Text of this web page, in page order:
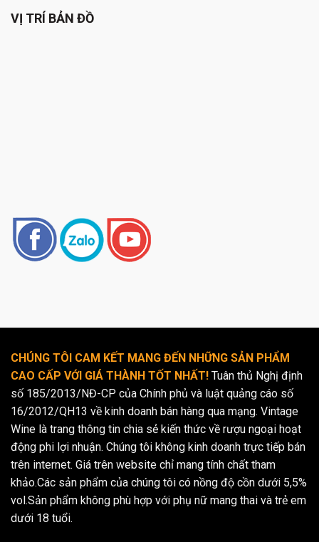
VỊ TRÍ BẢN ĐỒ
CHÚNG TÔI CAM KẾT MANG ĐẾN NHỮNG SẢN PHẨM
CAO CẤP VỚI GIÁ THÀNH TỐT NHẤT! Tuân thủ Nghị định
số 185/2013/NĐ-CP của Chính phủ và luật quảng cáo số
16/2012/QH13 về kinh doanh bán hàng qua mạng. Vintage
Wine là trang thông tin chia sẻ kiến thức về rượu ngoại hoạt
động phi lợi nhuận. Chúng tôi không kinh doanh trực tiếp bán
trên internet. Giá trên website chỉ mang tính chất tham
khảo.Các sản phẩm của chúng tôi có nồng độ cồn dưới 5,5%
vol.Sản phẩm không phù hợp với phụ nữ mang thai và trẻ em
dưới 18 tuổi.